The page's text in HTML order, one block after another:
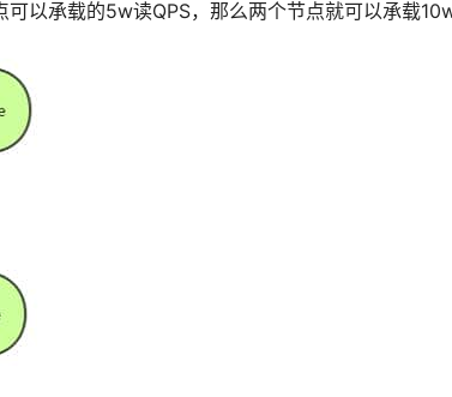
以承载的5w读QPS，那么两个节点就可以承载